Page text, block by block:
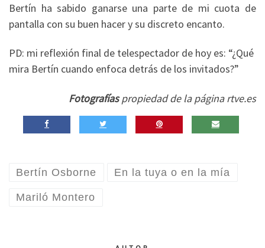
Bertín ha sabido ganarse una parte de mi cuota de
pantalla con su buen hacer y su discreto encanto.
PD: mi reflexión final de telespectador de hoy es: “¿Qué
mira Bertín cuando enfoca detrás de los invitados?”
Fotografíaspropiedad de la página rtve.es
Bertín Osborne En la tuya o en la mía
Mariló Montero